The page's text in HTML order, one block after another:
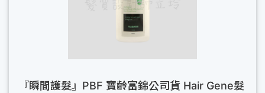
『瞬間護髮』PBF 寶齡富錦公司貨 Hair Gene髮